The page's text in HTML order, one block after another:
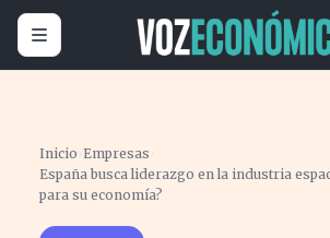
Inicio ›Empresas ›
España busca liderazgo en la industria
para su economía?